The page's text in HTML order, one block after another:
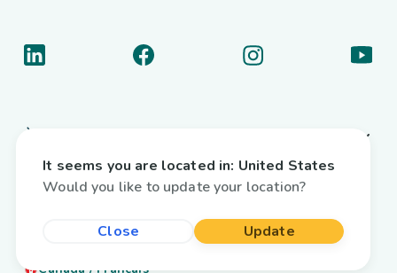
Liens utiles
Canada/Français
It seems you are located in: United States
Would you like to update your location?
Close Update